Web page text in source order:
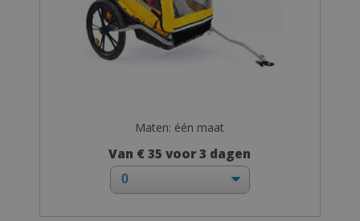
Maten: één maat
Van € 35 voor 3 dagen